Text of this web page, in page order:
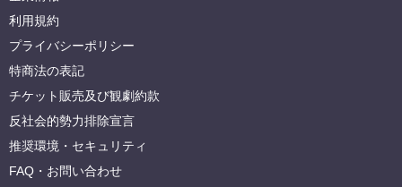
利用規約
プライバシーポリシー
特商法の表記
チケット販売及び観劇約款
反社会的勢力排除宣言
推奨環境・セキュリティ
FAQ・お問い合わせ